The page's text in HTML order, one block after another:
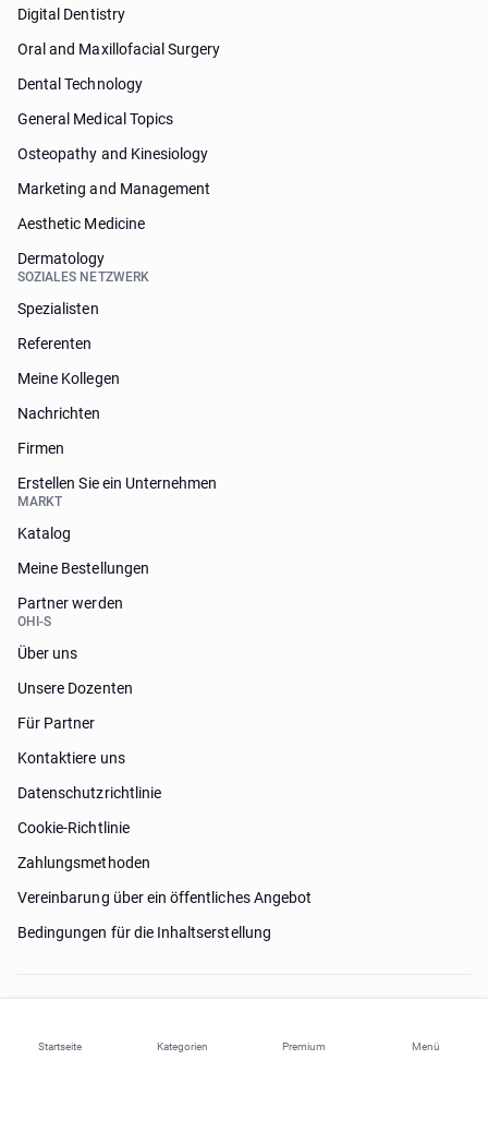
Startseite Kategorien Premium Menü
Digital Dentistry
Oral and Maxillofacial Surgery
Dental Technology
General Medical Topics
Osteopathy and Kinesiology
Marketing and Management
Aesthetic Medicine
Dermatology
SOZIALES NETZWERK
Spezialisten
Referenten
Meine Kollegen
Nachrichten
Firmen
Erstellen Sie ein Unternehmen
MARKT
Katalog
Meine Bestellungen
Partner werden
OHI-S
Über uns
Unsere Dozenten
Für Partner
Kontaktiere uns
Datenschutzrichtlinie
Cookie-Richtlinie
Zahlungsmethoden
Vereinbarung über ein öffentliches Angebot
Bedingungen für die Inhaltserstellung
Brauche Hilfe?